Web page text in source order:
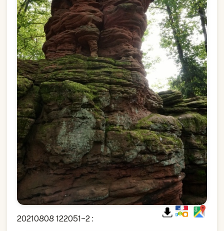
20210808 122051~2 :